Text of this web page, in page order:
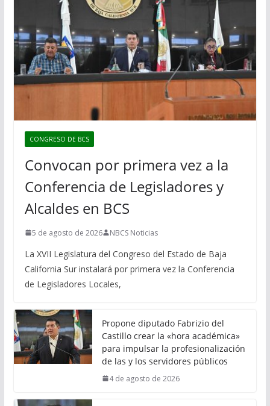
CONGRESO DE BCS
Convocan por primera vez a la
Conferencia de Legisladores y
Alcaldes en BCS
5 de agosto de 2026 NBCS Noticias
La XVII Legislatura del Congreso del Estado de Baja
California Sur instalará por primera vez la Conferencia
de Legisladores Locales,
Propone diputado Fabrizio del
Castillo crear la «hora académica»
para impulsar la profesionalización
de las y los servidores públicos
4 de agosto de 2026